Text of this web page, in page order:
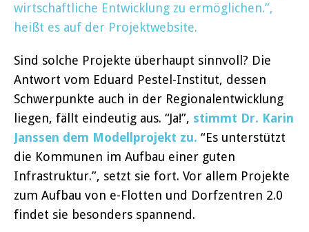
wirtschaftliche Entwicklung zu ermöglichen.”,
heißt es auf der Projektwebsite.
Sind solche Projekte überhaupt sinnvoll? Die
Antwort vom Eduard Pestel-Institut, dessen
Schwerpunkte auch in der Regionalentwicklung
liegen, fällt eindeutig aus. “Ja!”, stimmt Dr. Karin
Janssen dem Modellprojekt zu. “Es unterstützt
die Kommunen im Aufbau einer guten
Infrastruktur.”, setzt sie fort. Vor allem Projekte
zum Aufbau von e-Flotten und Dorfzentren 2.0
findet sie besonders spannend.